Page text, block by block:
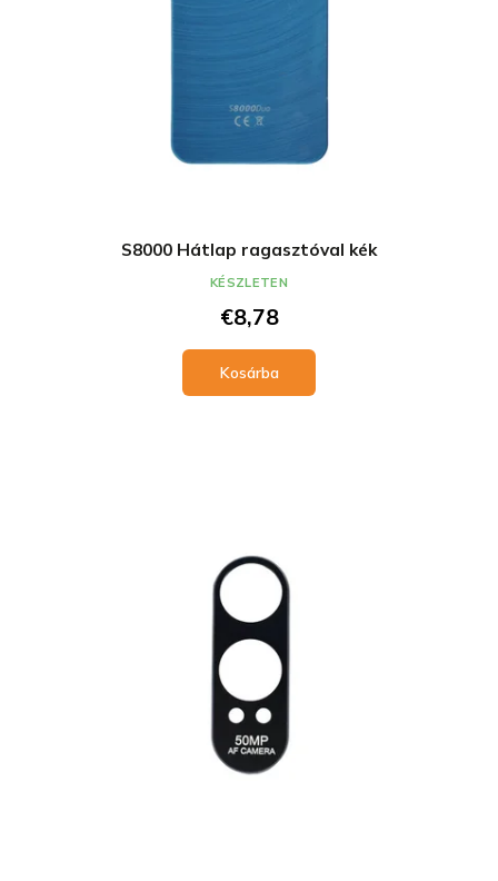
S8000 Hátlap ragasztóval kék
€8,78
Kosárba
KÉSZLETEN